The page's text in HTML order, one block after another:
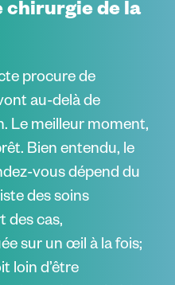
chirurgie de la
procure de
au-delà de
Le meilleur moment,
Bien entendu, le
vous dépend du
des soins
des cas,
sur un œil à la fois;
loin d’être